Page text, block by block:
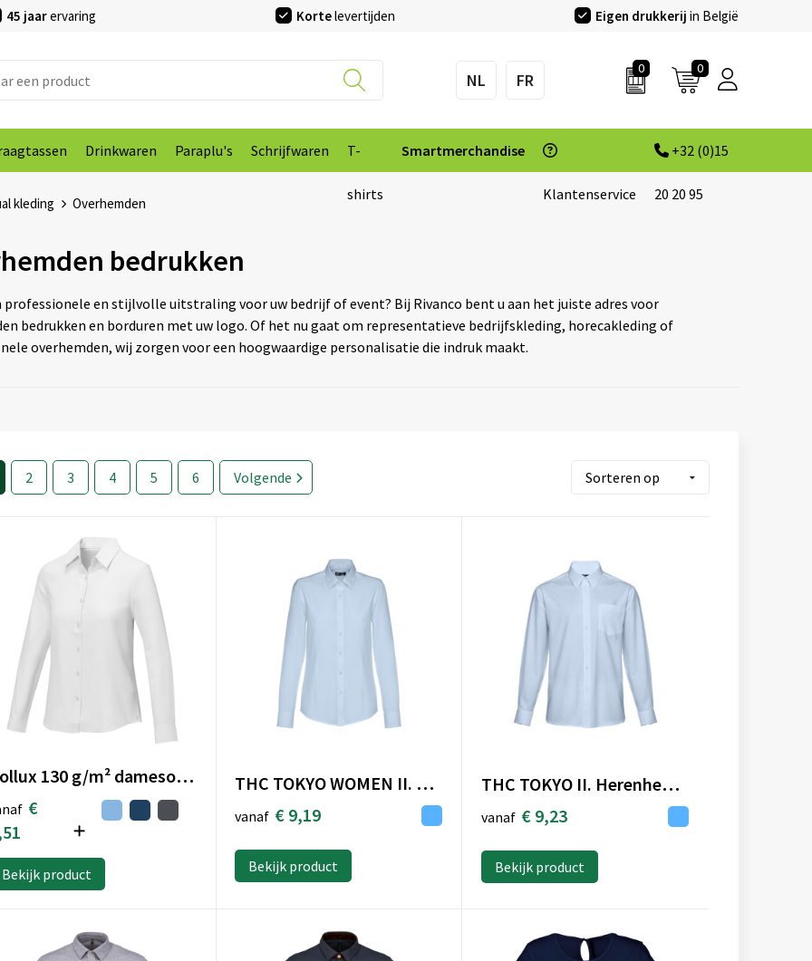
45 jaarervaring Kortelevertijden Eigen drukkerij in België
NL FR
0 0
Drinkwaren Paraplu's Schrijfwaren T-
shirts
Smartmerchandise
Klantenservice
+32 (0)15
20 20 95
kleding Overhemden
bedrukken
professionele en stijlvolle uitstraling voor uw bedrijf of event? Bij Rivanco bent u aan het juiste adres voor
bedrukken en borduren met uw logo. Of het nu gaat om representatieve bedrijfskleding, horecakleding of
overhemden, wij zorgen voor een hoogwaardige personalisatie die indruk maakt.
2 3 4 5 6 Volgende
Pollux 130 g/m² damesoverhemd met lange mouwen
€
Bekijk product
THC TOKYO WOMEN II. Oxford overhemd met lange mouwen voor dames
vanaf € 9,19
Bekijk product
THC TOKYO II. Herenhemd in oxford met lange mouwen
vanaf € 9,23
Bekijk product